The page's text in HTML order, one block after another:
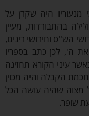
היה שקדן על
בהתבודדות, מעיין
וחידושי דינים,
לכן כתב בספריו
הקורא תחזינה
והיה מכוין
שהיה עושה הכל